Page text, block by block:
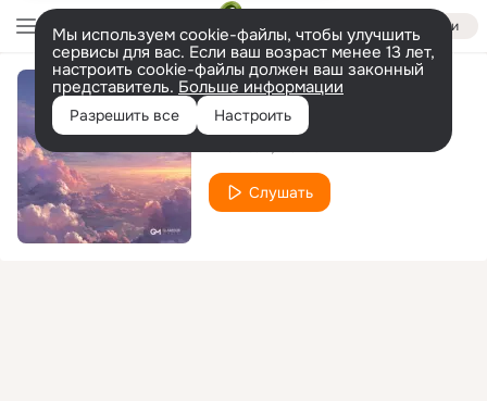
Войти
Мы используем cookie-файлы, чтобы улучшить
сервисы для вас. Если ваш возраст менее 13 лет,
настроить cookie-файлы должен ваш законный
представитель. Больше информации
Разрешить все Настроить
Disconnected
Слушать